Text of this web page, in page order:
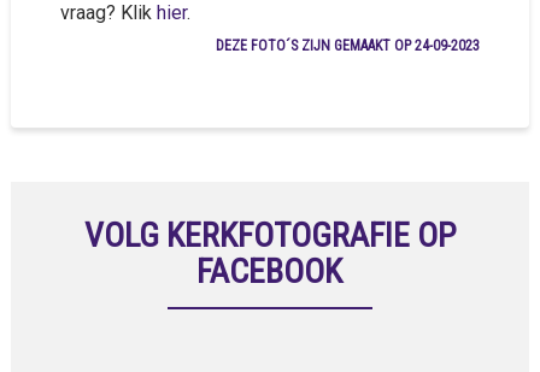
vraag? Klik hier.
DEZE FOTO´S ZIJN GEMAAKT OP 24-09-2023
VOLG KERKFOTOGRAFIE OP
FACEBOOK